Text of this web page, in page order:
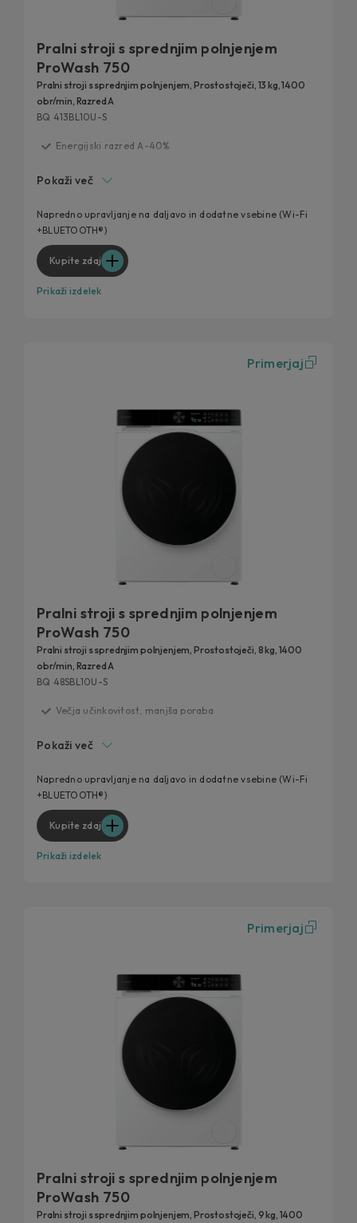
Pralni stroji s sprednjim polnjenjem
ProWash 750
Pralni stroji s sprednjim polnjenjem, Prostostoječi, 13 kg, 1400
obr/min, Razred A
BQ 413BL10U-S
Energijski razred A-40%
Soft Drum
Posebni programi
Pokaži več
Napredno upravljanje na daljavo in dodatne vsebine (Wi-Fi
+BLUETOOTH®)
Kupite zdaj
Prikaži izdelek
Primerjaj
Pralni stroji s sprednjim polnjenjem
ProWash 750
Pralni stroji s sprednjim polnjenjem, Prostostoječi, 8 kg, 1400
obr/min, Razred A
BQ 48SBL10U-S
Večja učinkovitost, manjša poraba
Soft Drum
Posebni programi
Pokaži več
Napredno upravljanje na daljavo in dodatne vsebine (Wi-Fi
+BLUETOOTH®)
Kupite zdaj
Prikaži izdelek
Primerjaj
Pralni stroji s sprednjim polnjenjem
ProWash 750
Pralni stroji s sprednjim polnjenjem, Prostostoječi, 9 kg, 1400